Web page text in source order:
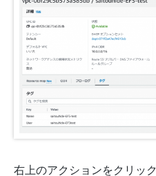
右上のアクションをクリック